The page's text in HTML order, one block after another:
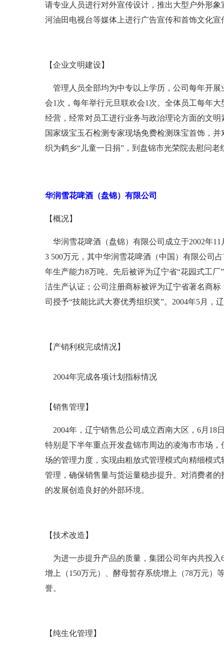
请专业人员进行对外宣传设计，推出大型户外形
河油田电视台等媒体上进行广告宣传和首饰文化
【企业文明建设】
管理人员全部均为中专以上学历，公司每年开展
会1次，每年举行元旦联欢会1次。全体员工每年
经营，经常对员工进行业务与政治理论方面的文
国家级宝玉石检测专家现场免费检测珠宝首饰，
织为鹤乡“儿童一日捐”，到盘锦市光荣院去慰问
华润雪花啤酒（盘锦）有限公司
【概况】
华润雪花啤酒（盘锦）有限公司成立于2002年
3 500万元，其中华润雪花啤酒（中国）有限公司
年生产能力8万吨。先后被评为辽宁省“花园式工
洁生产认证；公司注册商标被评为辽宁省著名商
司授予“技能比武大赛优秀组织奖”。2004年5月
【产销利税完成情况】
2004年完成各项计划指标情况
【销售管理】
2004年，辽宁销售总公司成立西南大区，6月18
特别是下半年重点开发盘锦市周边的凌海市市场
场的管理力度，实现由粗放式管理模式向精细模
管理，确保销售量与货运量稳步提升。对消费者
的发展创造良好的外部环境。
【技术改造】
为进一步提升产品的质量，集团公司年内共投入
增上（150万元）、酵母暂存系统增上（78万元
誉。
【纯生化管理】